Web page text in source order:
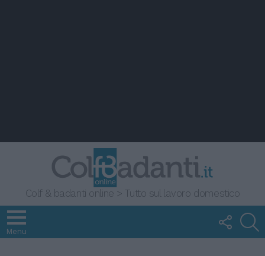
Colf & badanti online > Tutto sul lavoro domestico
Menu
FOLLOW
US